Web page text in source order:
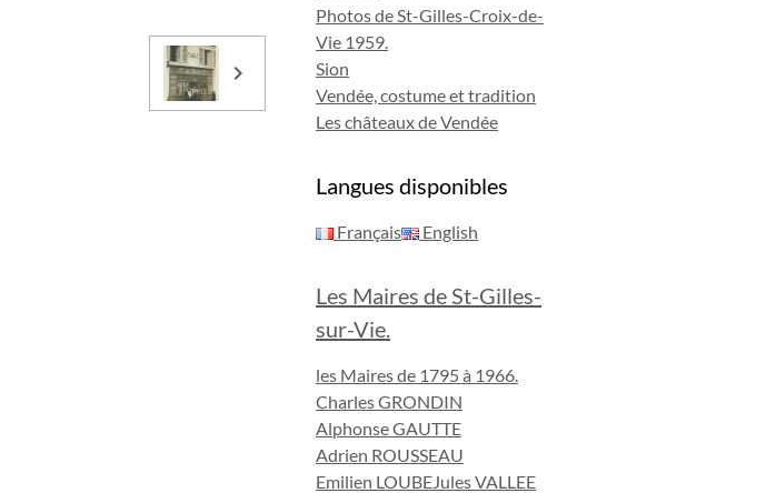
Photos de St-Gilles-Croix-de-
Vie 1959.
Sion
Vendée, costume et tradition
Les châteaux de Vendée
Langues disponibles
Français English
Les Maires de St-Gilles-
sur-Vie.
les Maires de 1795 à 1966.
Charles GRONDIN
Alphonse GAUTTE
Adrien ROUSSEAU
Emilien LOUBEJules VALLEE